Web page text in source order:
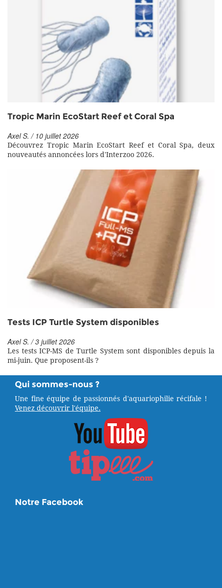
Tropic Marin EcoStart Reef et Coral Spa
Axel S. / 10 juillet 2026
Découvrez Tropic Marin EcoStart Reef et Coral Spa, deux
nouveautés annoncées lors d'Interzoo 2026.
Tests ICP Turtle System disponibles
Axel S. / 3 juillet 2026
Les tests ICP-MS de Turtle System sont disponibles depuis la
mi-juin. Que proposent-ils ?
Qui sommes-nous ?
Une fine équipe de passionnés d'aquariophilie récifale !
Venez découvrir l'équipe.
Notre Facebook